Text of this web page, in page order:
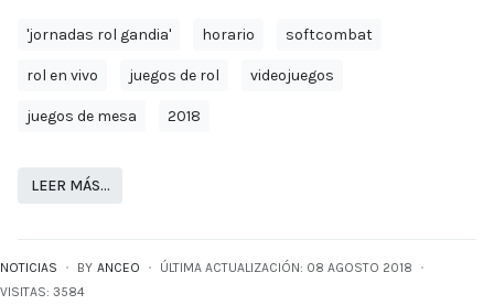
'jornadas rol gandia' horario softcombat
rol en vivo juegos de rol videojuegos
juegos de mesa 2018
LEER MÁS…
NOTICIAS BY ANCEO
ÚLTIMA ACTUALIZACIÓN: 08 AGOSTO 2018
VISITAS: 3584